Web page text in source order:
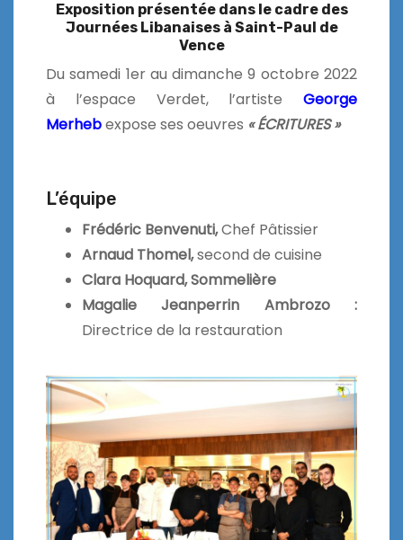
Exposition présentée dans le cadre des
Journées Libanaises à Saint-Paul de
Vence
Du samedi 1er au dimanche 9 octobre 2022
à l’espace Verdet, l’artiste George
Merhebexpose ses oeuvres « ÉCRITURES »
L’équipe
Frédéric Benvenuti,Chef Pâtissier
Arnaud Thomel,second de cuisine
Clara Hoquard, Sommelière
Magalie Jeanperrin Ambrozo :
Directrice de la restauration